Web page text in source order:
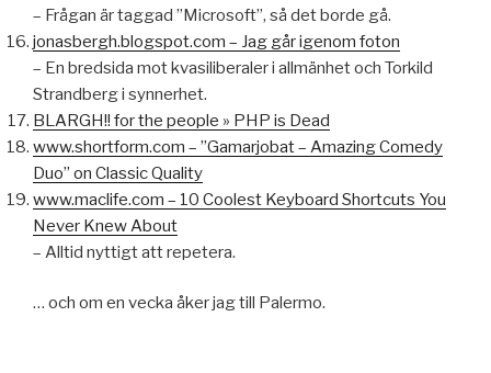
– Frågan är taggad ”Microsoft”, så det borde gå.
jonasbergh.blogspot.com – Jag går igenom foton
– En bredsida mot kvasiliberaler i allmänhet och Torkild
Strandberg i synnerhet.
BLARGH!! for the people » PHP is Dead
www.shortform.com – ”Gamarjobat – Amazing Comedy
Duo” on Classic Quality
www.maclife.com – 10 Coolest Keyboard Shortcuts You
Never Knew About
– Alltid nyttigt att repetera.
… och om en vecka åker jag till Palermo.